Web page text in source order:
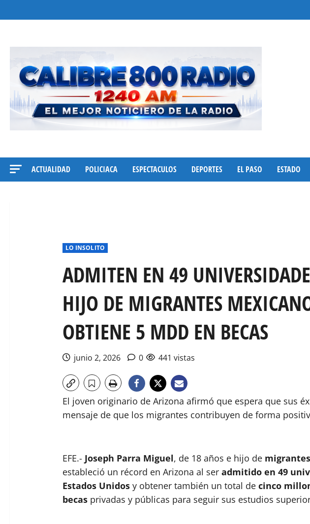
al
ACTUALIDAD POLICIACA ESPECTACULOS DEPORTES EL PASO ESTADO
LO INSOLITO
ADMITEN EN 49
HIJO DE MIGRANTES
OBTIENE 5 MDD EN BECAS
junio 2, 2026 0 441 vistas
El joven originario de Arizona afirmó que espera que sus
mensaje de que los migrantes contribuyen de forma
EFE.- Joseph Parra Miguel, de 18 años e hijo de
estableció un récord en Arizona al ser admitido en 49
Estados Unidosy obtener también un total de cinco
becasprivadas y públicas para seguir sus estudios